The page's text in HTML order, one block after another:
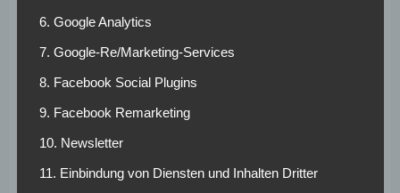
und zwei Tore
gemacht“
Schuster erklärte nach dem Spiel, dass sie „sehr glücklich
über das 4:0“ sind. „Das ist keine Selbstverständlichkeit,
dass „wir froh [sind], dass wir die Anfangsphase ohne
6. Google Analytics
7. Google-Re/Marketing-Services
8. Facebook Social Plugins
9. Facebook Remarketing
10. Newsletter
11. Einbindung von Diensten und Inhalten Dritter